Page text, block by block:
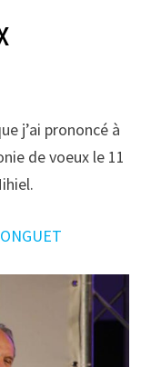
j’ai prononcé à
de voeux le 11